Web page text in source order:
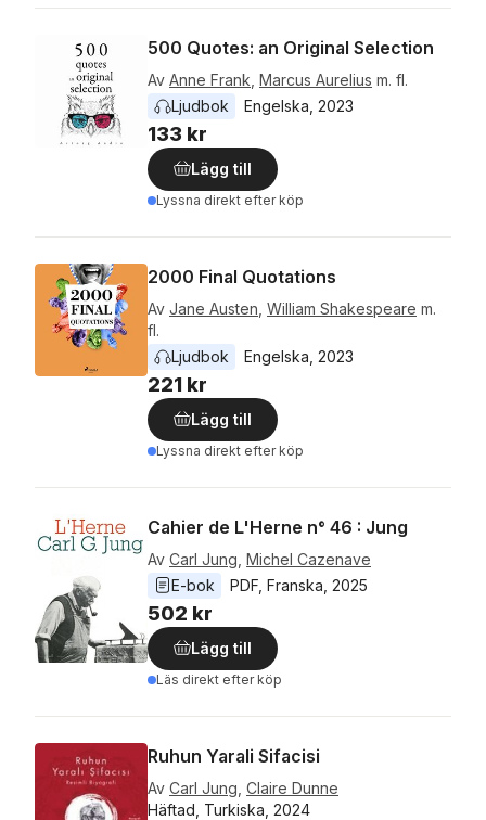
500 Quotes: an Original Selection
Av Anne Frank Marcus Aurelius m. fl.
Ljudbok
Engelska 2023
133 kr
Lägg till
Lyssna direkt efter köp
2000 Final Quotations
Av Jane Austen William Shakespeare m.
fl.
Ljudbok
Engelska 2023
221 kr
Lägg till
Lyssna direkt efter köp
Cahier de L'Herne n° 46 : Jung
Av Carl Jung Michel Cazenave
E-bok
PDF Franska 2025
502 kr
Lägg till
Läs direkt efter köp
Ruhun Yarali Sifacisi
Av Carl Jung Claire Dunne
Häftad, Turkiska, 2024